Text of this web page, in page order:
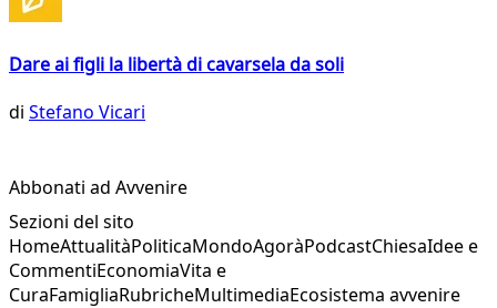
Dare ai figli la libertà di cavarsela da soli
di Stefano Vicari
Abbonati ad Avvenire
Sezioni del sito
HomeAttualitàPoliticaMondoAgoràPodcastChiesaIdee e
CommentiEconomiaVita e
CuraFamigliaRubricheMultimediaEcosistema avvenire